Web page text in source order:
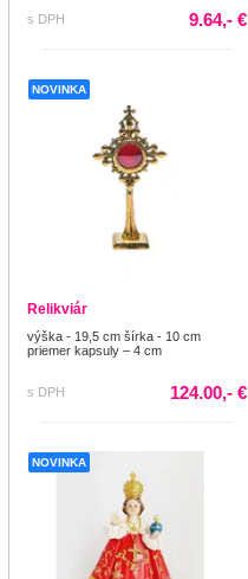
s DPH 9.64,- €
NOVINKA
Relikviár
výška - 19,5 cm šírka - 10 cm
priemer kapsuly – 4 cm
s DPH 124.00,- €
NOVINKA